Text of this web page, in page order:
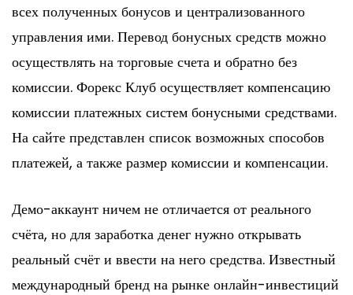
всех полученных бонусов и централизованного
управления ими. Перевод бонусных средств можно
осуществлять на торговые счета и обратно без
комиссии. Форекс Клуб осуществляет компенсацию
комиссии платежных систем бонусными средствами.
На сайте представлен список возможных способов
платежей, а также размер комиссии и компенсации.
Демо-аккаунт ничем не отличается от реального
счёта, но для заработка денег нужно открывать
реальный счёт и ввести на него средства. Известный
международный бренд на рынке онлайн-инвестиций